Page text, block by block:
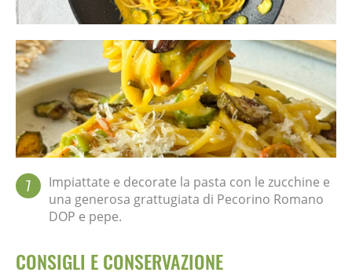
7
Impiattate e decorate la pasta con le zucchine e
una generosa grattugiata di Pecorino Romano
DOP e pepe.
CONSIGLI E CONSERVAZIONE